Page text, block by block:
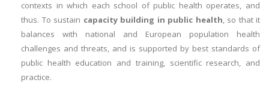
contexts in which each school of public health operates, and
thus. To sustain capacity building in public health, so that it
balances with national and European population health
challenges and threats, and is supported by best standards of
public health education and training, scientific research, and
practice.